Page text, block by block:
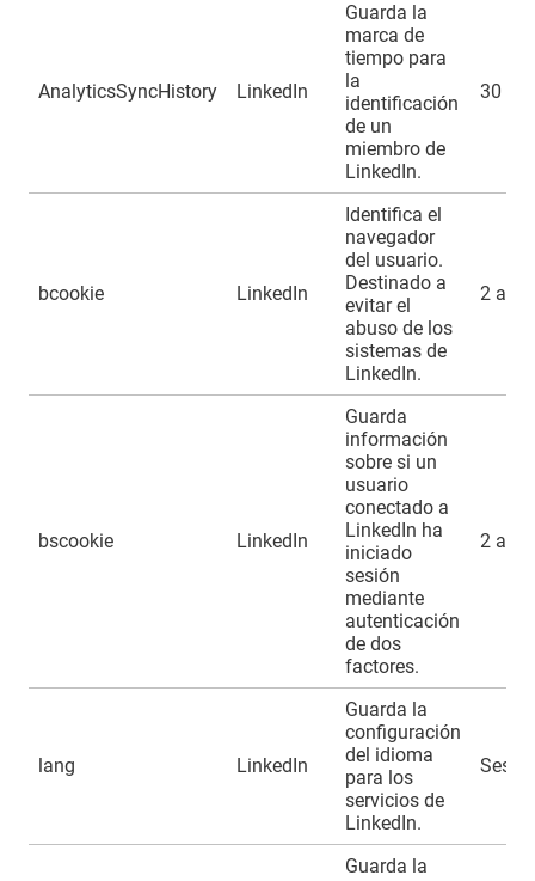
AnalyticsSyncHistory LinkedIn
Guarda la
marca de
tiempo para
la
identificación
de un
miembro de
LinkedIn.
30
bcookie LinkedIn
Identifica el
navegador
del usuario.
Destinado a
evitar el
abuso de los
sistemas de
LinkedIn.
2
bscookie LinkedIn
Guarda
información
sobre si un
usuario
conectado a
LinkedIn ha
iniciado
sesión
mediante
autenticación
de dos
factores.
2
lang LinkedIn
Guarda la
configuración
del idioma
para los
servicios de
LinkedIn.
Guarda la